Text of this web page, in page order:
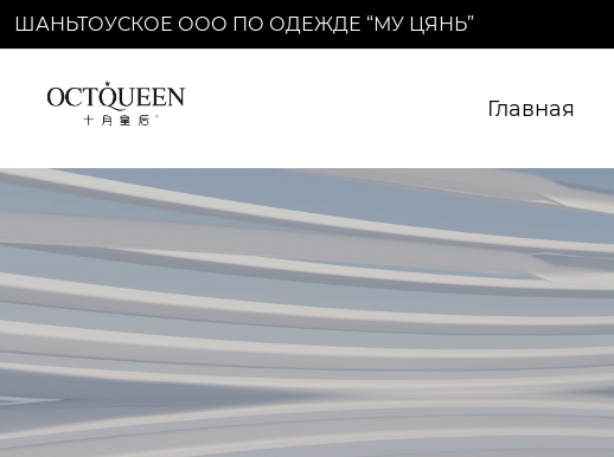
ШАНЬТОУСКОЕ ООО ПО ОДЕЖДЕ “МУ ЦЯНЬ”
Главная